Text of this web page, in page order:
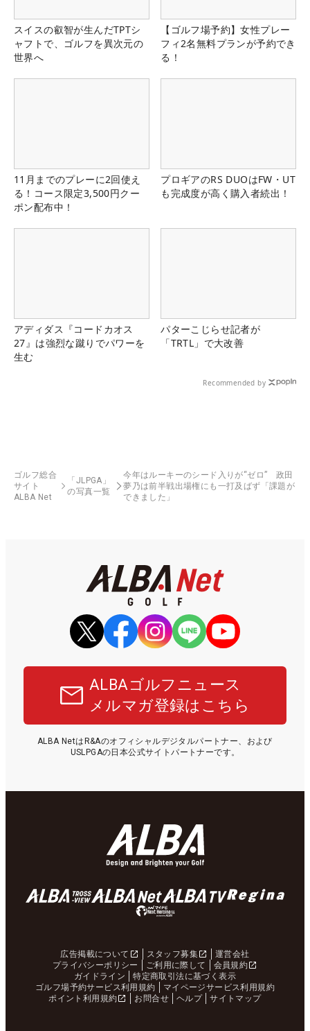
スイスの叡智が生んだTPTシ
ャフトで、ゴルフを異次元の
世界へ
【ゴルフ場予約】女性プレー
フィ2名無料プランが予約でき
る！
11月までのプレーに2回使え
る！コース限定3,500円クー
ポン配布中！
プロギアのRS DUOはFW・UT
も完成度が高く購入者続出！
アディダス『コードカオス
27』は強烈な蹴りでパワーを
生む
パターこじらせ記者が
「TRTL」で大改善
Recommended by
ゴルフ総合
サイト
ALBA Net
「JLPGA」
の写真一覧
今年はルーキーのシード入りが“ゼロ” 政田
夢乃は前半戦出場権にも一打及ばず「課題が
できました」
ALBAゴルフニュース
メルマガ登録はこちら
ALBA NetはR&Aのオフィシャルデジタルパートナー、および
USLPGAの日本公式サイトパートナーです。
広告掲載について スタッフ募集
運営会社
プライバシーポリシー
ご利用に際して
会員規約
ガイドライン
特定商取引法に基づく表示
ゴルフ場予約サービス利用規約
マイページサービス利用規約
ポイント利用規約
お問合せ ヘルプ サイトマップ